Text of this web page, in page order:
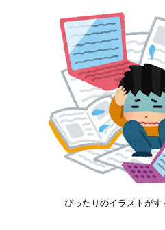
ぴったりのイラストがす